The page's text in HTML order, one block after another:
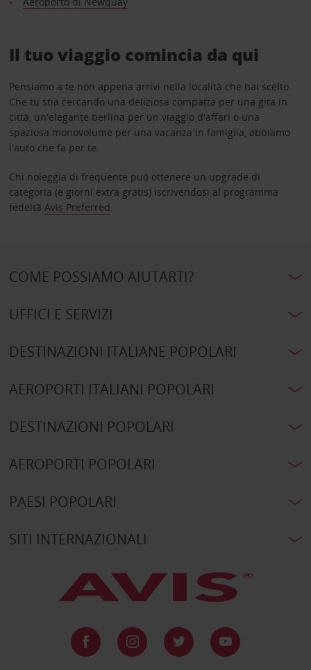
Il tuo viaggio comincia da qui
Pensiamo a te non appena arrivi nella località che hai scelto.
Che tu stia cercando una deliziosa compatta per una gita in
città, un'elegante berlina per un viaggio d'affari o una
spaziosa monovolume per una vacanza in famiglia, abbiamo
l'auto che fa per te.
Chi noleggia di frequente può ottenere un upgrade di
categoria (e giorni extra gratis) iscrivendosi al programma
fedeltà Avis Preferred.
COME POSSIAMO AIUTARTI?
UFFICI E SERVIZI
DESTINAZIONI ITALIANE POPOLARI
AEROPORTI ITALIANI POPOLARI
DESTINAZIONI POPOLARI
AEROPORTI POPOLARI
PAESI POPOLARI
SITI INTERNAZIONALI